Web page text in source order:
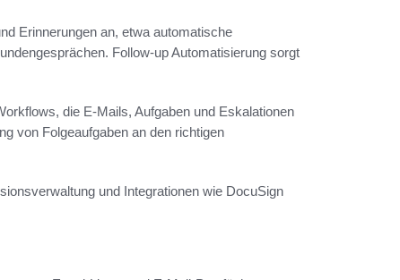
Erinnerungen an, etwa automatische
Follow-up Automatisierung sorgt
die E-Mails, Aufgaben und Eskalationen
von Folgeaufgaben an den richtigen
und Integrationen wie DocuSign